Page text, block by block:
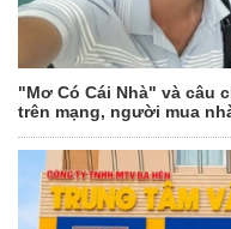
"Mơ Có Cái Nhà" và câu
trên mạng, người mua